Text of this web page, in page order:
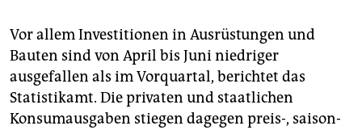
Vor allem Investitionen in Ausrüstungen und
Bauten sind von April bis Juni niedriger
ausgefallen als im Vorquartal, berichtet das
Statistikamt. Die privaten und staatlichen
Konsumausgaben stiegen dagegen preis-, saison-